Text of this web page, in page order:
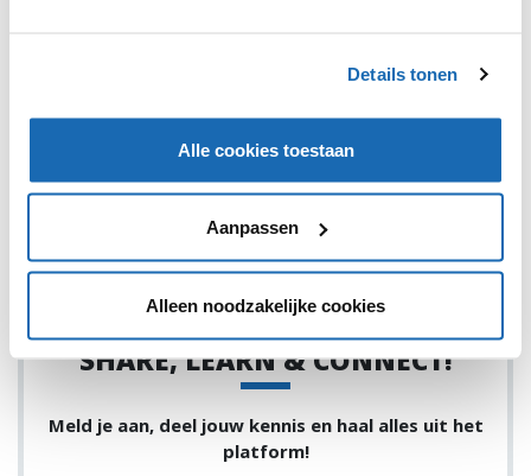
Details tonen
Alle cookies toestaan
Aanpassen
Alleen noodzakelijke cookies
Elf voorspellingen voor trends die het komende jaar vorm
1
SHARE, LEARN & CONNECT!
Meld je aan, deel jouw kennis en haal alles uit het
platform!